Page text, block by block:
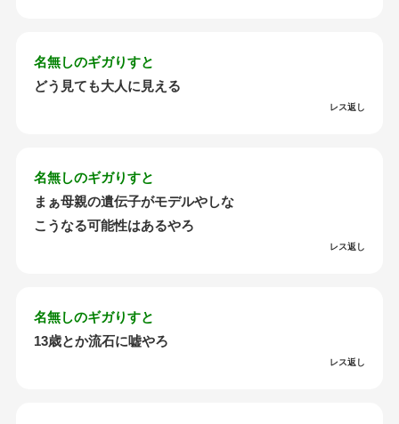
名無しのギガりすと
どう見ても大人に見える
レス返し
名無しのギガりすと
まぁ母親の遺伝子がモデルやしな
こうなる可能性はあるやろ
レス返し
名無しのギガりすと
13歳とか流石に嘘やろ
レス返し